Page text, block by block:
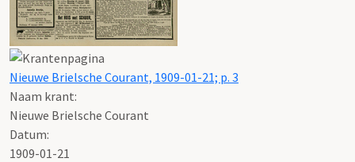
Nieuwe Brielsche Courant, 1909-01-21; p. 3
Naam krant:
Nieuwe Brielsche Courant
Datum:
1909-01-21